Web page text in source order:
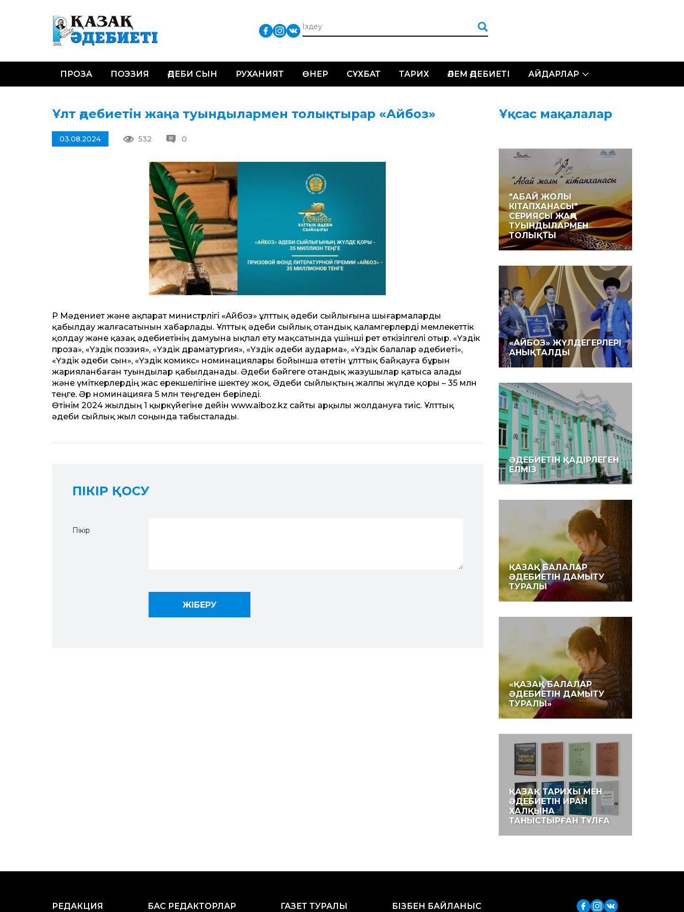
ПРОЗА ПОЭЗИЯ ӘДЕБИ СЫН РУХАНИЯТ ӨНЕР СҰХБАТ ТАРИХ ӘЛЕМ ӘДЕБИЕТІ АЙДАРЛАР
Ұлт әдебиетін жаңа туындылармен толықтырар «Айбоз»
03.08.2024 532 0
ҚР Мәдениет және ақпарат министрлігі «Айбоз» ұлттық әдеби сыйлығына шығармаларды
қабылдау жалғасатынын хабарлады. Ұлттық әдеби сыйлық отандық қаламгерлерді мемлекеттік
қолдау және қазақ әдебиетінің дамуына ықпал ету мақсатында үшінші рет өткізілгелі отыр. «Үздік
проза», «Үздік поэзия», «Үздік драматургия», «Үздік әдеби аударма», «Үздік балалар әдебиеті»,
«Үздік әдеби сын», «Үздік комикс» номинациялары бойынша өтетін ұлт­тық байқауға бұрын
жарияланбаған туындылар қабылданады. Әдеби бәйгеге отандық жазушылар қатыса алады
және үміткерлердің жас ерекшелігіне шектеу жоқ. Әдеби сыйлықтың жалпы жүлде қоры – 35 млн
теңге. Әр номинацияға 5 млн теңгеден беріледі.
Өтінім 2024 жылдың 1 қыркүйегіне дейін www.aiboz.kz сайты арқылы жолдануға тиіс. Ұлттық
әдеби сыйлық жыл соңында табысталады.
ПІКІР ҚОСУ
Пікір
Ұқсас мақалалар
"АБАЙ ЖОЛЫ
КІТАПХАНАСЫ"
СЕРИЯСЫ ЖАҢА
ТУЫНДЫЛАРМЕН
ТОЛЫҚТЫ
«АЙБОЗ» ЖҮЛДЕГЕРЛЕРІ
АНЫҚТАЛДЫ
ӘДЕБИЕТІН ҚАДІРЛЕГЕН
ЕЛМІЗ
ҚАЗАҚ БАЛАЛАР
ӘДЕБИЕТІН ДАМЫТУ
ТУРАЛЫ
«ҚАЗАҚ БАЛАЛАР
ӘДЕБИЕТІН ДАМЫТУ
ТУРАЛЫ»
ҚАЗАҚ ТАРИХЫ МЕН
ӘДЕБИЕТІН ИРАН
ХАЛҚЫНА
ТАНЫСТЫРҒАН ТҰЛҒА
РЕДАКЦИЯ БАС РЕДАКТОРЛАР ГАЗЕТ ТУРАЛЫ БІЗБЕН БАЙЛАНЫС